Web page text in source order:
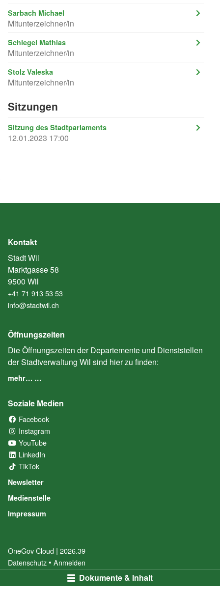
Dokumente & Inhalt
Sarbach Michael
Mitunterzeichner/in
Schlegel Mathias
Mitunterzeichner/in
Stolz Valeska
Mitunterzeichner/in
Sitzungen
Sitzung des Stadtparlaments
12.01.2023 17:00
Kontakt
Stadt Wil
Marktgasse 58
9500 Wil
+41 71 913 53 53
info@stadtwil.ch
Öffnungszeiten
Die Öffnungszeiten der Departemente und Dienststellen
der Stadtverwaltung Wil sind hier zu finden:
mehr… …
Soziale Medien
Facebook
Instagram
YouTube
LinkedIn
TikTok
Newsletter
Medienstelle
Impressum
OneGov Cloud (External Link)
| 2026.39
Datenschutz (External Link)
Anmelden